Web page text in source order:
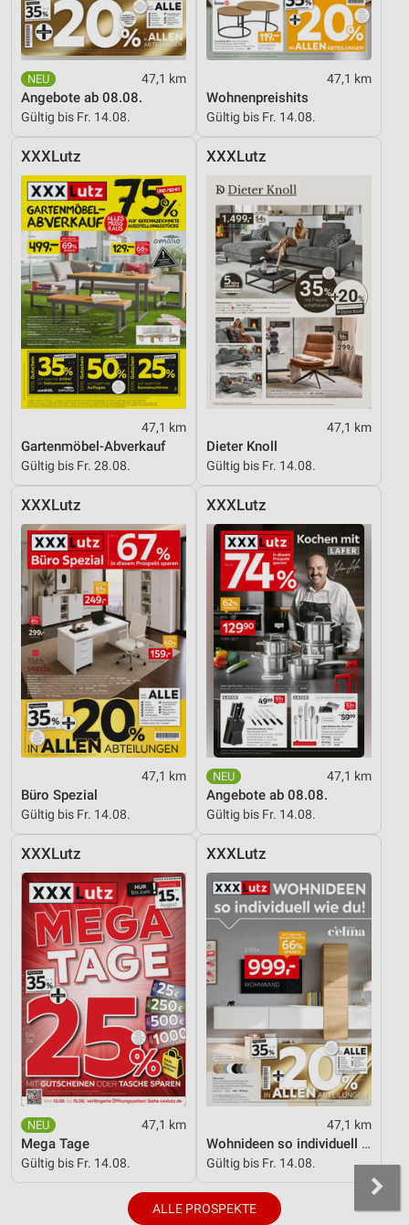
47,1 km
Angebote ab 08.08.
Gültig bis Fr. 14.08.
47,1 km
Wohnenpreishits
Gültig bis Fr. 14.08.
XXXLutz
47,1 km
Gartenmöbel-Abverkauf
Gültig bis Fr. 28.08.
XXXLutz
47,1 km
Dieter Knoll
Gültig bis Fr. 14.08.
XXXLutz
47,1 km
Büro Spezial
Gültig bis Fr. 14.08.
XXXLutz
47,1 km
Angebote ab 08.08.
Gültig bis Fr. 14.08.
XXXLutz
47,1 km
Mega Tage
Gültig bis Fr. 14.08.
XXXLutz
47,1 km
Wohnideen so individuell wie du!
Gültig bis Fr. 14.08.
ALLE PROSPEKTE